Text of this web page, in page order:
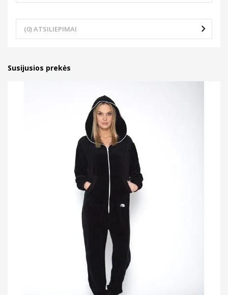
(0) ATSILIEPIMAI
Susijusios prekės